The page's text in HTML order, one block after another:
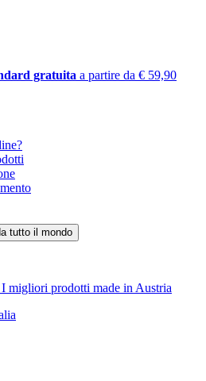
gratuita a partire da € 59,90
I migliori prodotti made in Austria